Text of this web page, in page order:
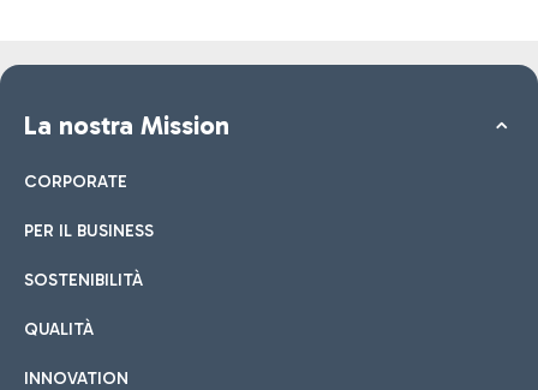
La nostra Mission
CORPORATE
PER IL BUSINESS
SOSTENIBILITÀ
QUALITÀ
INNOVATION